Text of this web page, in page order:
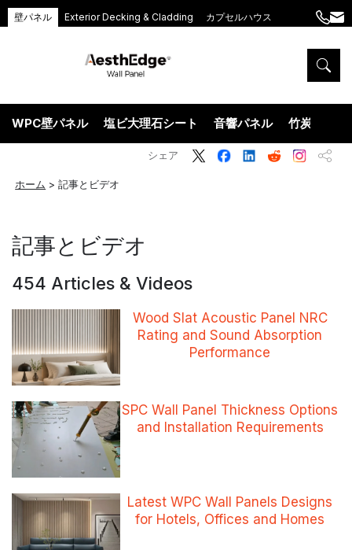
壁パネル Exterior Decking & Cladding カプセルハウス
+86
5575
WPC壁パネル 塩ビ大理石シート 音響パネル 竹炭ウッド
ホーム >記事とビデオ
シェア
記事とビデオ
454 Articles & Videos
Wood Slat Acoustic Panel NRC
Rating and Sound Absorption
Performance
SPC Wall Panel Thickness Options
and Installation Requirements
Latest WPC Wall Panels Designs
for Hotels, Offices and Homes